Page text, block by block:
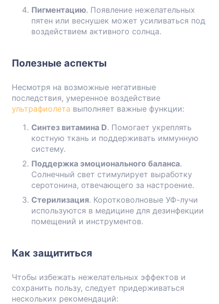
Пигментацию. Появление нежелательных
пятен или веснушек может усиливаться под
воздействием активного солнца.
Полезные аспекты
Несмотря на возможные негативные
последствия, умеренное воздействие
ультрафиолета выполняет важные функции:
Синтез витамина D. Помогает укреплять
костную ткань и поддерживать иммунную
систему.
Поддержка эмоционального баланса.
Солнечный свет стимулирует выработку
серотонина, отвечающего за настроение.
Стерилизация. Коротковолновые УФ-лучи
используются в медицине для дезинфекции
помещений и инструментов.
Как защититься
Чтобы избежать нежелательных эффектов и
сохранить пользу, следует придерживаться
нескольких рекомендаций: